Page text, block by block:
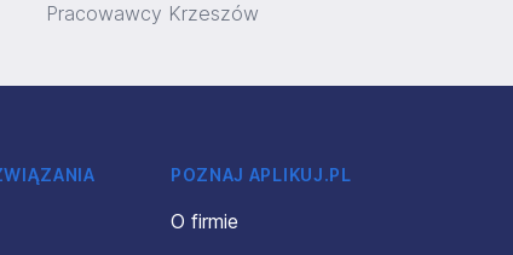
Pracowawcy Krzeszów
POZNAJ APLIKUJ.PL
O firmie